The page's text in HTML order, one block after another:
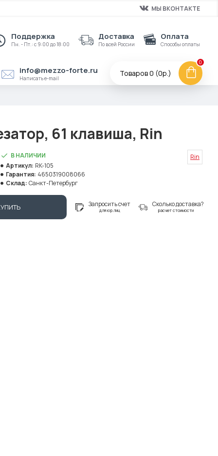
МЫ ВКОНТАКТЕ
Поддержка
Пн. - Пт.: с 9:00 до 18:00
Доставка
По всей России
Оплата
Способы оплаты
info@mezzo-forte.ru
Написать e-mail
Товаров 0 (0р.)
0
61 клавиша, Rin
В НАЛИЧИИ
Артикул: RK-105
Гарантия: 4650319008066
Склад: Санкт-Петербург
Rin
Запросить счет
для юр.лиц
Сколько доставка?
расчет стоимости